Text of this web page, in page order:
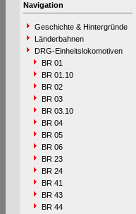
Navigation
Geschichte & Hintergründe
Länderbahnen
DRG-Einheitslokomotiven
BR 01
BR 01.10
BR 02
BR 03
BR 03.10
BR 04
BR 05
BR 06
BR 23
BR 24
BR 41
BR 43
BR 44